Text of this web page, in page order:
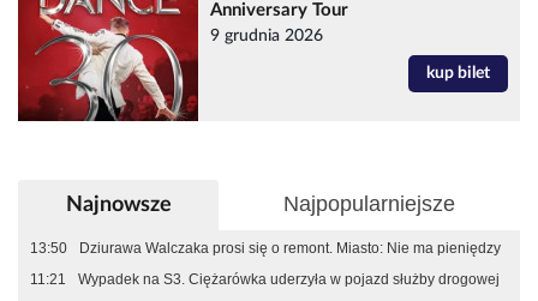
Anniversary Tour
9 grudnia 2026
kup bilet
Najnowsze Najpopularniejsze
13:50
Dziurawa Walczaka prosi się o remont. Miasto: Nie ma pieniędzy
11:21
Wypadek na S3. Ciężarówka uderzyła w pojazd służby drogowej